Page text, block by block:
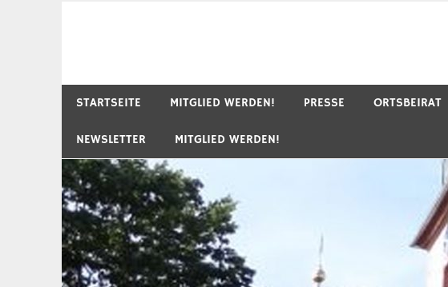
STARTSEITE MITGLIED WERDEN! PRESSE ORTSBEIRAT
NEWSLETTER MITGLIED WERDEN!